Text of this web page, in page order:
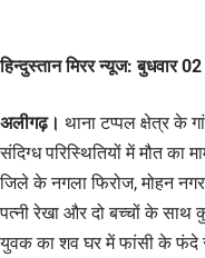
हिन्दुस्तान मिरर न्यूज: बुधवार
अलीगढ़। थाना टप्पल क्षेत्र के
संदिग्ध परिस्थितियों में मौत का
जिले के नगला फिरोज, मोहन नगर
पत्नी रेखा और दो बच्चों के
युवक का शव घर में फांसी के फंदे